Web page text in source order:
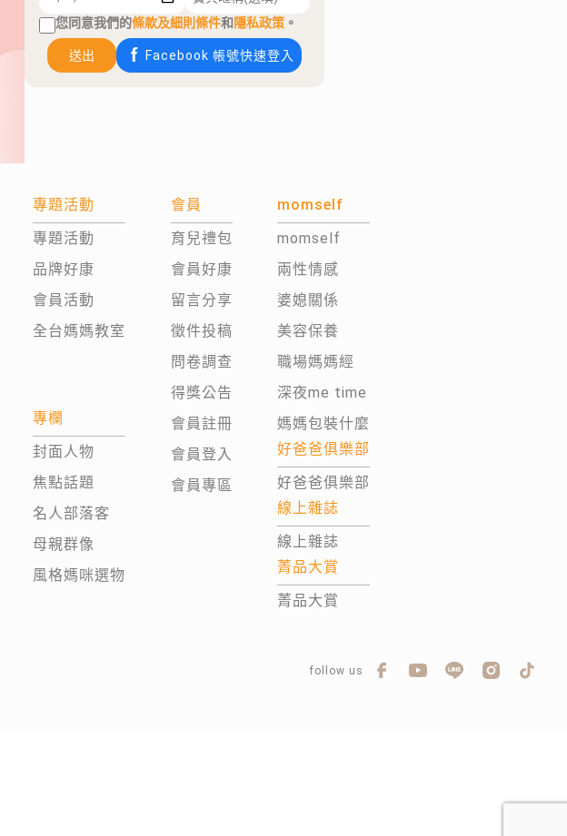
您同意我們的條款及細則條件和隱私政策 。
送出 Facebook 帳號快速登入
專題活動
專題活動
品牌好康
會員活動
全台媽媽教室
專欄
封面人物
焦點話題
名人部落客
母親群像
風格媽咪選物
會員
育兒禮包
會員好康
留言分享
徵件投稿
問卷調查
得獎公告
會員註冊
會員登入
會員專區
momself
momself
兩性情感
婆媳關係
美容保養
職場媽媽經
深夜me time
媽媽包裝什麼
好爸爸俱樂部
好爸爸俱樂部
線上雜誌
線上雜誌
菁品大賞
菁品大賞
follow us